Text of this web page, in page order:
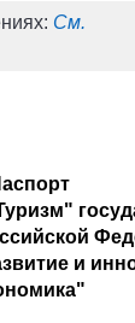
См.
и